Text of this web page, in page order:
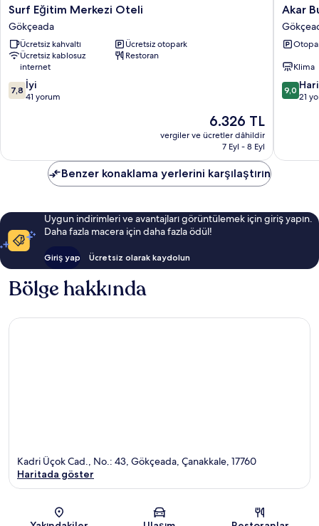
Surf
Eğitim
Merkezi
Oteli
Gökçeada
Surf Eğitim Merkezi Oteli
Gökçeada
Ücretsiz kahvaltı
Ücretsiz otopark
Ücretsiz kablosuz
internet
Restoran
10
üzerinden
7,8 İyi
41 yorum
Güncel
fiyat:
6.326 TL
6.326 TL
vergiler ve ücretler dâhildir
7 Eyl - 8 Eyl
Akar
Butik
Otel
Akar
Klima
10
9,0
21
Benzer konaklama yerlerini karşılaştırın
Uygun indirimleri ve avantajları görüntülemek için giriş yapın.
Daha fazla macera için daha fazla ödül!
Giriş yap Ücretsiz olarak kaydolun
Bölge hakkında
Harita
Kadri Üçok Cad., No.: 43, Gökçeada, Çanakkale, 17760
Haritada göster